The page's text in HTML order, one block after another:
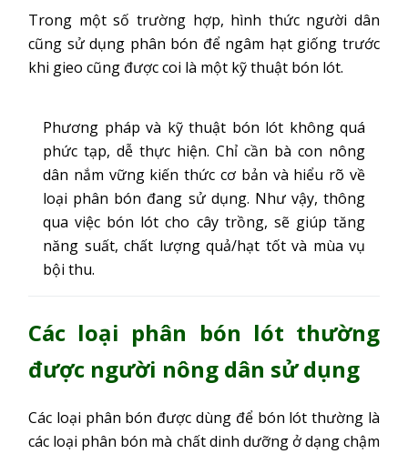
Trong một số trường hợp, hình thức người dân
cũng sử dụng phân bón để ngâm hạt giống trước
khi gieo cũng được coi là một kỹ thuật bón lót.
Phương pháp và kỹ thuật bón lót không quá
phức tạp, dễ thực hiện. Chỉ cần bà con nông
dân nắm vững kiến thức cơ bản và hiểu rõ về
loại phân bón đang sử dụng. Như vậy, thông
qua việc bón lót cho cây trồng, sẽ giúp tăng
năng suất, chất lượng quả/hạt tốt và mùa vụ
bội thu.
Các loại phân bón lót thường
được người nông dân sử dụng
Các loại phân bón được dùng để bón lót thường là
các loại phân bón mà chất dinh dưỡng ở dạng chậm